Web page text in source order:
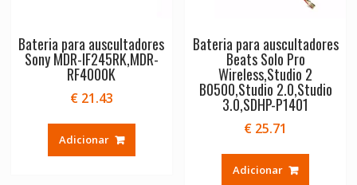
Bateria para auscultadores
Sony MDR-IF245RK,MDR-
RF4000K
€21.43
Adicionar
Bateria para auscultadores
Beats Solo Pro
Wireless,Studio 2
B0500,Studio 2.0,Studio
3.0,SDHP-P1401
€ 25.71
Adicionar